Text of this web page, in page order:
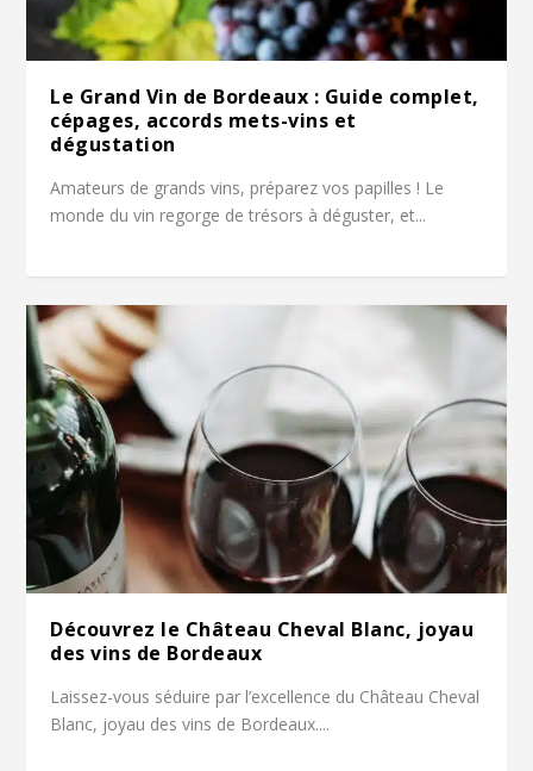
Le Grand Vin de Bordeaux : Guide complet,
cépages, accords mets-vins et
dégustation
Amateurs de grands vins, préparez vos papilles ! Le
monde du vin regorge de trésors à déguster, et...
Découvrez le Château Cheval Blanc, joyau
des vins de Bordeaux
Laissez-vous séduire par l’excellence du Château Cheval
Blanc, joyau des vins de Bordeaux....